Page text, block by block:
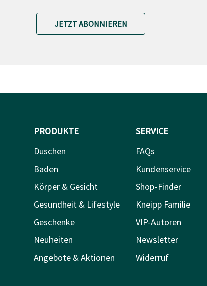
JETZT ABONNIEREN
PRODUKTE
Duschen
Baden
Körper & Gesicht
Gesundheit & Lifestyle
Geschenke
Neuheiten
Angebote & Aktionen
SERVICE
FAQs
Kundenservice
Shop-Finder
Kneipp Familie
VIP-Autoren
Newsletter
Widerruf